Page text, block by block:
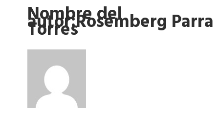
Nombre del
autor:Rosemberg Parra
Torres